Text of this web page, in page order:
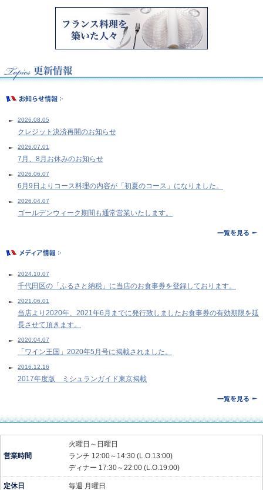
2026.08.05
クレジット決済再開のお知らせ
2026.07.01
7月、8月お休みのお知らせ
2026.06.07
6月9日よりコース料理の内容が「初夏のコース」になりました。
2026.04.07
ゴールデンウィーク期間も通常営業いたします。
2024.10.07
千代田区の「ふるさと納税」に当店のお食事券を登録しております。
2021.06.01
当店より2020年、2021年6月までに発行致しましたお食事券の有効期限を延
長させて頂きます。
2020.04.07
「ワイン王国」2020年5月号に掲載されました。
2016.12.16
2017年度版 ミシュランガイド東京掲載
営業時間
火曜日～日曜日
ランチ 12:00～14:30 (L.O.13:00)
ディナー 17:30～22:00 (L.O.19:00)
定休日 毎週 月曜日